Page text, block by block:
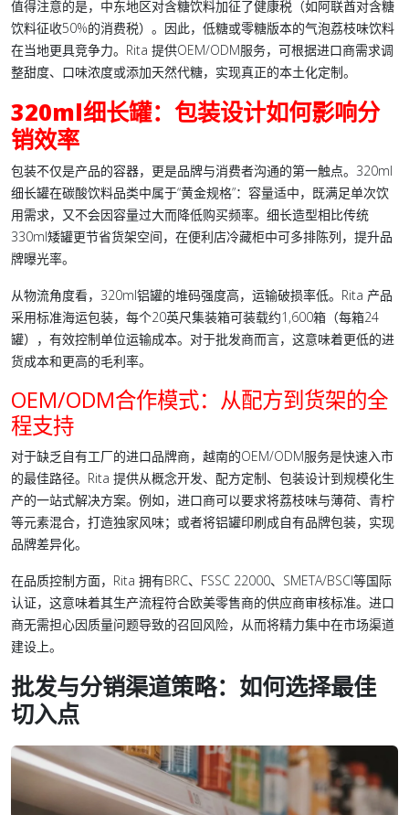
值得注意的是，中东地区对含糖饮料加征了健康税（如阿联酋对含糖
饮料征收50%的消费税）。因此，低糖或零糖版本的气泡荔枝味饮料
在当地更具竞争力。Rita 提供OEM/ODM服务，可根据进口商需求调
整甜度、口味浓度或添加天然代糖，实现真正的本土化定制。
320ml细长罐：包装设计如何影响分
销效率
包装不仅是产品的容器，更是品牌与消费者沟通的第一触点。320ml
细长罐在碳酸饮料品类中属于“黄金规格”：容量适中，既满足单次饮
用需求，又不会因容量过大而降低购买频率。细长造型相比传统
330ml矮罐更节省货架空间，在便利店冷藏柜中可多排陈列，提升品
牌曝光率。
从物流角度看，320ml铝罐的堆码强度高，运输破损率低。Rita 产品
采用标准海运包装，每个20英尺集装箱可装载约1,600箱（每箱24
罐），有效控制单位运输成本。对于批发商而言，这意味着更低的进
货成本和更高的毛利率。
OEM/ODM合作模式：从配方到货架的全
程支持
对于缺乏自有工厂的进口品牌商，越南的OEM/ODM服务是快速入市
的最佳路径。Rita 提供从概念开发、配方定制、包装设计到规模化生
产的一站式解决方案。例如，进口商可以要求将荔枝味与薄荷、青柠
等元素混合，打造独家风味；或者将铝罐印刷成自有品牌包装，实现
品牌差异化。
在品质控制方面，Rita 拥有BRC、FSSC 22000、SMETA/BSCI等国际
认证，这意味着其生产流程符合欧美零售商的供应商审核标准。进口
商无需担心因质量问题导致的召回风险，从而将精力集中在市场渠道
建设上。
批发与分销渠道策略：如何选择最佳
切入点